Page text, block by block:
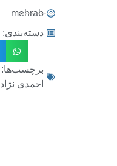
mehrab
دسته‌بندی:
برچسب‌ها:
احمدی نژاد